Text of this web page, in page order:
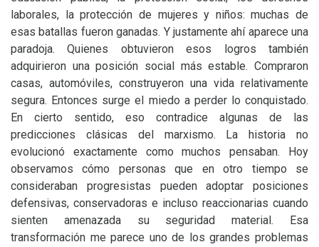
laborales, la protección de mujeres y niños: muchas de
esas batallas fueron ganadas. Y justamente ahí aparece una
paradoja. Quienes obtuvieron esos logros también
adquirieron una posición social más estable. Compraron
casas, automóviles, construyeron una vida relativamente
segura. Entonces surge el miedo a perder lo conquistado.
En cierto sentido, eso contradice algunas de las
predicciones clásicas del marxismo. La historia no
evolucionó exactamente como muchos pensaban. Hoy
observamos cómo personas que en otro tiempo se
consideraban progresistas pueden adoptar posiciones
defensivas, conservadoras e incluso reaccionarias cuando
sienten amenazada su seguridad material. Esa
transformación me parece uno de los grandes problemas